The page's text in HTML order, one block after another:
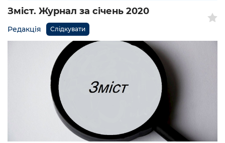
Зміст. Журнал за січень 2020
Редакція Слідкувати